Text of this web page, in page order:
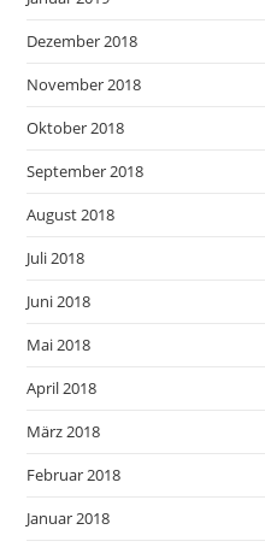
Dezember 2018
November 2018
Oktober 2018
September 2018
August 2018
Juli 2018
Juni 2018
Mai 2018
April 2018
März 2018
Februar 2018
Januar 2018